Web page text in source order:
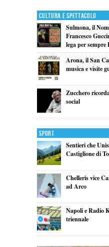
Cultura e Spettacolo
Sulmona, il
Francesco
lega per sempre
Arona, il San
musica e visite
Zucchero
social
Sport
Sentieri che
Castiglione di
Chelleris vice
ad Arco
Napoli e Radio
triennale